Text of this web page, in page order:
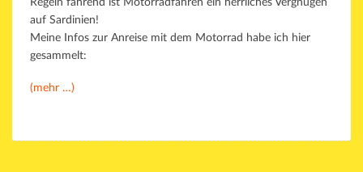
Regeln fahrend ist Motorradfahren ein herrliches Vergnügen
auf Sardinien!
Meine Infos zur Anreise mit dem Motorrad habe ich hier
gesammelt:
(mehr …)